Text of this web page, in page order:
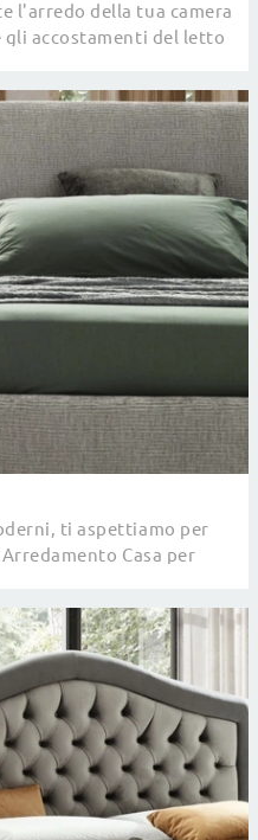
l'arredo della tua camera
gli accostamenti del letto
ti aspettiamo per
Casa per